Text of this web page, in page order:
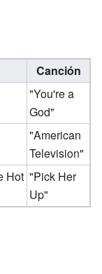
Canción
"You're a
God"
"American
Television"
Hot "Pick Her
Up"